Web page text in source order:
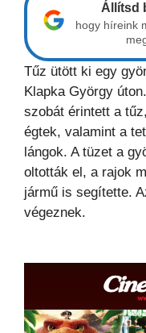
Állítsd
hogy híreink
Tűz ütött ki egy
Klapka György
szobát érintett a
égtek, valamint a
lángok. A tüzet a
oltották el, a rajok
jármű is segítette.
végeznek.